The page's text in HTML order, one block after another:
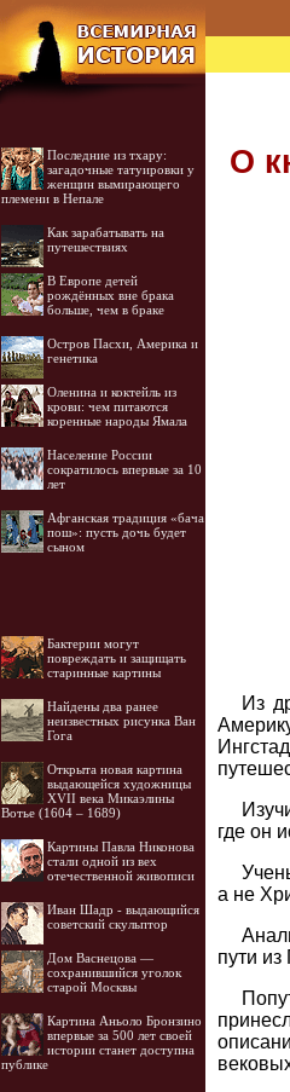
Последние из тхару:
загадочные татуировки у
женщин вымирающего
племени в Непале
Как зарабатывать на
путешествиях
В Европе детей
рождённых вне брака
больше, чем в браке
Остров Пасхи, Америка и
генетика
Оленина и коктейль из
крови: чем питаются
коренные народы Ямала
Население России
сократилось впервые за 10
лет
Афганская традиция «бача
пош»: пусть дочь будет
сыном
Бактерии могут
повреждать и защищать
старинные картины
Найдены два ранее
неизвестных рисунка Ван
Гога
Открыта новая картина
выдающейся художницы
XVII века Микаэлины
Вотье (1604 – 1689)
Картины Павла Никонова
стали одной из вех
отечественной живописи
Иван Шадр - выдающийся
советский скульптор
Дом Васнецова —
сохранившийся уголок
старой Москвы
Картина Аньоло Бронзино
впервые за 500 лет своей
истории станет доступна
публике
О
Из
где он
а не
пути